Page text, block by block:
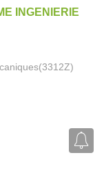
INGENIERIE